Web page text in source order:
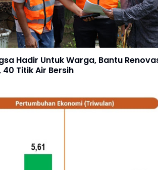
Untuk Warga, Bantu Renovasi
40 Titik Air Bersih